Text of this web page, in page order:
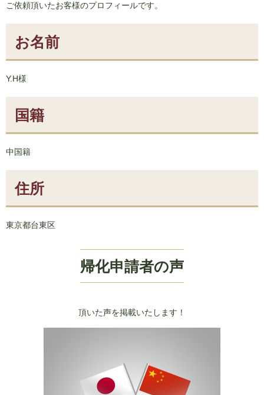
ご依頼頂いたお客様のプロフィールです。
お名前
Y.H様
国籍
中国籍
住所
東京都台東区
帰化申請者の声
頂いた声を掲載いたします！